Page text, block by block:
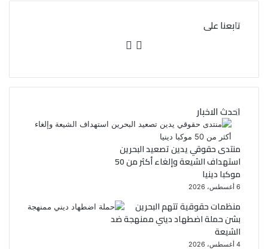
تابعنا على
ف
ك
احدث الاخبار
منتدى حقوقي يدين تصعيد البحرين
استهداف الشيعة وإلغاء أكثر من 50
موكبا دينيا
6 أغسطس، 2026
منظمات حقوقية تتهم البحرين
بشن حملة اضطهاد ديني ممنهجة ضد
الشيعة
4 أغسطس، 2026